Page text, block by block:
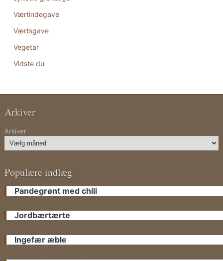
Værtindegave
Værtsgave
Vegetar
Vidste du
Arkiver
Arkiver
Populære indlæg
Pandegrønt med chili
Jordbærtærte
Ingefær æble